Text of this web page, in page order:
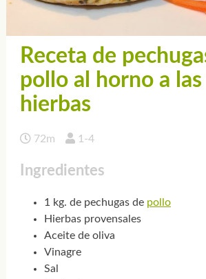
Receta de
pollo al horno a
hierbas
72m 1-4
Ingredientes
1 kg. de pechugas de pollo
Hierbas provensales
Aceite de oliva
Vinagre
Sal